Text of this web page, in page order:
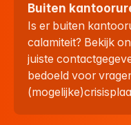
Buiten
Is er buiten
calamiteit? Bekijk
juiste
bedoeld voor